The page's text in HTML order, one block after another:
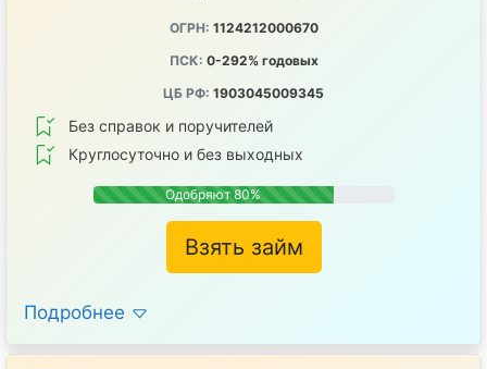
ОГРН: 1124212000670
ПСК: 0-292% годовых
ЦБ РФ: 1903045009345
Без справок и поручителей
Круглосуточно и без выходных
Одобряют 80%
Взять займ
Подробнее